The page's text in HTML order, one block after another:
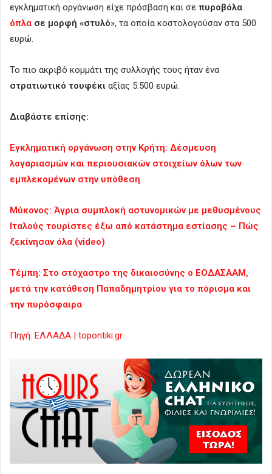
εγκληματική οργάνωση είχε πρόσβαση και σε πυροβόλα
όπλα σε μορφή «στυλό», τα οποία κοστολογούσαν στα 500
ευρώ.
Το πιο ακριβό κομμάτι της συλλογής τους ήταν ένα
στρατιωτικό τουφέκι αξίας 5.500 ευρώ.
Διαβάστε επίσης:
Εγκληματική οργάνωση στην Κρήτη: Δέσμευση
λογαριασμών και περιουσιακών στοιχείων όλων των
εμπλεκομένων στην υπόθεση
Μύκονος: Άγρια συμπλοκή αστυνομικών με μεθυσμένους
Ιταλούς τουρίστες έξω από κατάστημα εστίασης – Πώς
ξεκίνησαν όλα (video)
Τέμπη: Στο στόχαστρο της δικαιοσύνης ο ΕΟΔΑΣΑΑΜ,
μετά την κατάθεση Παπαδημητρίου για το πόρισμα και
την πυρόσφαιρα
Πηγή: ΕΛΛΑΔΑ | topontiki.gr